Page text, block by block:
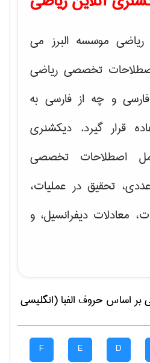
موسسه البرز می
تخصصی ریاضی
و چه از فارسی به
قرار گیرد. دیکشنری
اصطلاحات تخصصی
عددی، تحقیق در عملیات،
معادلات دیفرانسیل، و
بر اساس حروف الفبا (انگلیسی
D
E
F